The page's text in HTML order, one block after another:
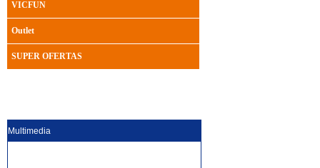
VICFUN
Outlet
SUPER OFERTAS
Multimedia